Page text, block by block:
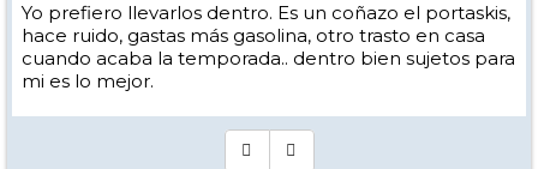
Yo prefiero llevarlos dentro. Es un coñazo el portaskis,
hace ruido, gastas más gasolina, otro trasto en casa
cuando acaba la temporada.. dentro bien sujetos para
mi es lo mejor.